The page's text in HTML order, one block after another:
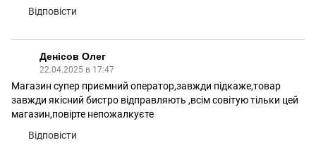
Відповісти
Денісов Олег
22.04.2025 в 17:47
Магазин супер приємний оператор,завжди підкаже,товар
завжди якісний бистро відправляють ,всім совітую тільки цей
магазин,повірте непожалкуєте
Відповісти